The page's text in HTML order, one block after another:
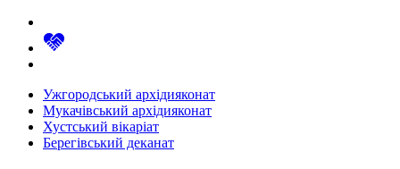
Ужгородський архідияконат
Мукачівський архідияконат
Хустський вікаріат
Берегівський деканат